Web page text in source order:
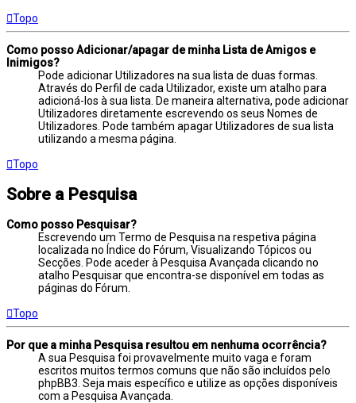
Topo
Como posso Adicionar/apagar de minha Lista de Amigos e
Inimigos?
Pode adicionar Utilizadores na sua lista de duas formas.
Através do Perfil de cada Utilizador, existe um atalho para
adicioná-los à sua lista. De maneira alternativa, pode adicionar
Utilizadores diretamente escrevendo os seus Nomes de
Utilizadores. Pode também apagar Utilizadores de sua lista
utilizando a mesma página.
Topo
Sobre a Pesquisa
Como posso Pesquisar?
Escrevendo um Termo de Pesquisa na respetiva página
localizada no Índice do Fórum, Visualizando Tópicos ou
Secções. Pode aceder à Pesquisa Avançada clicando no
atalho Pesquisar que encontra-se disponível em todas as
páginas do Fórum.
Topo
Por que a minha Pesquisa resultou em nenhuma ocorrência?
A sua Pesquisa foi provavelmente muito vaga e foram
escritos muitos termos comuns que não são incluídos pelo
phpBB3. Seja mais específico e utilize as opções disponíveis
com a Pesquisa Avançada.